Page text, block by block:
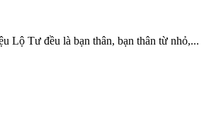
Lộ Tư đều là bạn thân, bạn thân từ nhỏ,...